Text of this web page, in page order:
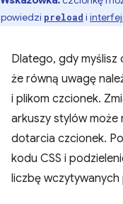
preload i
Dlatego, gdy myślisz
że równą uwagę
i plikom czcionek.
arkuszy stylów może
dotarcia czcionek.
kodu CSS i
liczbę